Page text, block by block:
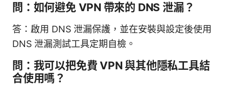
問：如何避免 VPN 帶來的 DNS 泄漏？
答：啟用 DNS 泄漏保護，並在安裝與設定後使用
DNS 泄漏測試工具定期自檢。
問：我可以把免費 VPN 與其他隱私工具結
合使用嗎？